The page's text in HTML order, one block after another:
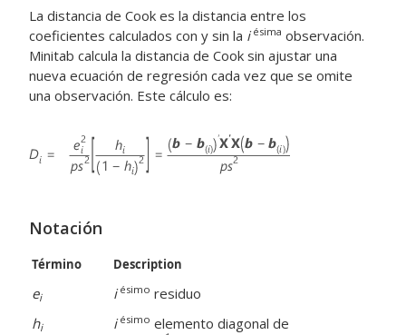
La distancia de Cook es la distancia entre los
coeficientes calculados con y sin la i ésima observación.
Minitab calcula la distancia de Cook sin ajustar una
nueva ecuación de regresión cada vez que se omite
una observación. Este cálculo es:
Notación
Término Description
ei i ésimo residuo
hi i ésimo elemento diagonal de